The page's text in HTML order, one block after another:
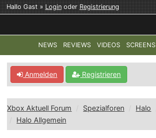
Hallo Gast »LoginoderRegistrierung
NEWS REVIEWS VIDEOS SCREENS
TOP-THEMEN: COD: MODERN WARFARE 4
Anmelden Registrieren
Xbox Aktuell Forum Spezialforen Halo
Halo Allgemein